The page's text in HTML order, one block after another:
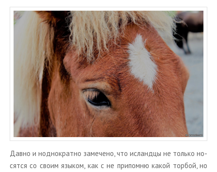
Давно и нод­но­крат­но за­ме­че­но, что ис­ланд­цы не толь­ко но­
сят­ся со своим язы­ком, как с не при­пом­ню какой тор­бой, но